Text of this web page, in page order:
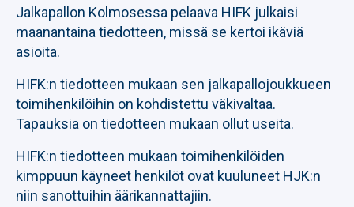
Jalkapallon Kolmosessa pelaava HIFK julkaisi
maanantaina tiedotteen, missä se kertoi ikäviä
asioita.
HIFK:n tiedotteen mukaan sen jalkapallojoukkueen
toimihenkilöihin on kohdistettu väkivaltaa.
Tapauksia on tiedotteen mukaan ollut useita.
HIFK:n tiedotteen mukaan toimihenkilöiden
kimppuun käyneet henkilöt ovat kuuluneet HJK:n
niin sanottuihin äärikannattajiin.